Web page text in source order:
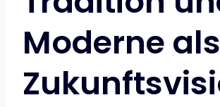
Moderne als